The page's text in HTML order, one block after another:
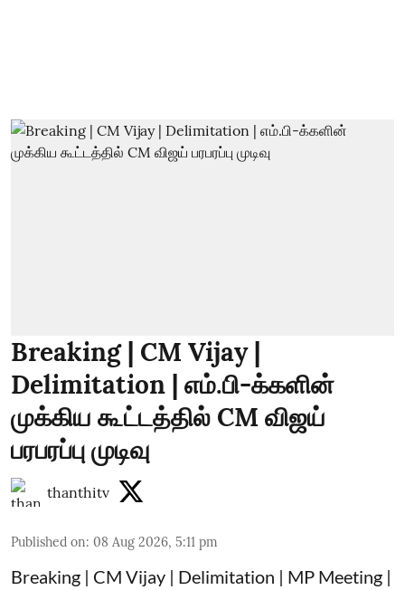
Breaking | CM Vijay |
Delimitation | எம்.பி-க்களின்
முக்கிய கூட்டத்தில் CM விஜய்
பரபரப்பு முடிவு
thanthitv
Published on: 08 Aug 2026, 5:11 pm
Breaking | CM Vijay | Delimitation | MP Meeting |